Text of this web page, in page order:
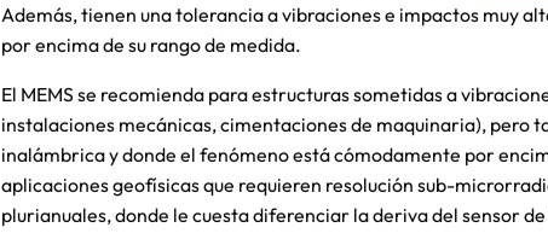
Además, tienen una tolerancia a vibraciones e impactos muy
por encima de su rango de medida.
El MEMS se recomienda para estructuras sometidas a
instalaciones mecánicas, cimentaciones de maquinaria), pero
inalámbrica y donde el fenómeno está cómodamente por
aplicaciones geofísicas que requieren resolución sub-
plurianuales, donde le cuesta diferenciar la deriva del sensor